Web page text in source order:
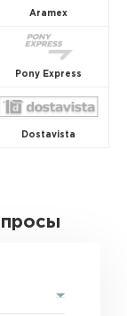
Aramex
Pony Express
Dostavista